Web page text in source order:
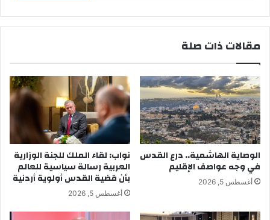
مقالات ذات صلة
الوصاية الهاشمية.. درع القدس
في وجه عواصف الإقليم
أغسطس 5, 2026
نواب: لقاء الملك للجنة الوزارية
العربية رسالة سياسية للعالم
بأن قضية القدس أولوية أردنية
أغسطس 5, 2026